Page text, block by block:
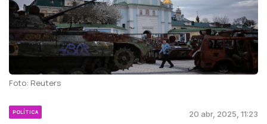
Foto: Reuters
POLÍTICA 20 abr, 2025, 11:23